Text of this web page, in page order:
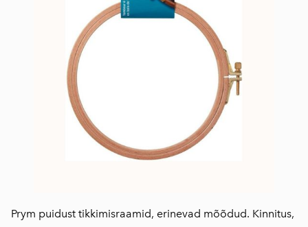
Prym puidust tikkimisraamid, erinevad mõõdud. Kinnitus,